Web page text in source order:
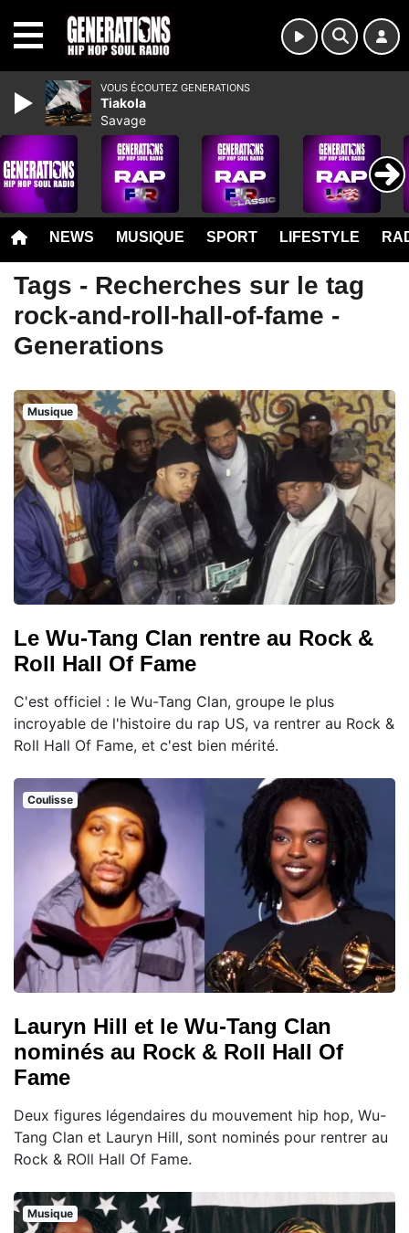
NEWS MUSIQUE SPORT LIFESTYLE
Tags - Recherches sur le tag
rock-and-roll-hall-of-fame -
Generations
Musique
Le Wu-Tang Clan rentre au Rock &
Roll Hall Of Fame
C'est officiel : le Wu-Tang Clan, groupe le plus
incroyable de l'histoire du rap US, va rentrer au Rock &
Roll Hall Of Fame, et c'est bien mérité.
Coulisse
Lauryn Hill et le Wu-Tang Clan
nominés au Rock & Roll Hall Of
Fame
Deux figures légendaires du mouvement hip hop, Wu-
Tang Clan et Lauryn Hill, sont nominés pour rentrer au
Rock & ROll Hall Of Fame.
Musique
VOUS ÉCOUTEZ GENERATIONS
Tiakola
Savage